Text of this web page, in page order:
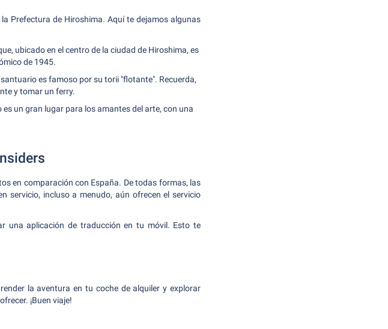
Prefectura de Hiroshima. Aquí te dejamos algunas
ubicado en el centro de la ciudad de Hiroshima, es
de 1945.
es famoso por su torii "flotante". Recuerda,
y tomar un ferry.
es un gran lugar para los amantes del arte, con una
en comparación con España. De todas formas, las
servicio, incluso a menudo, aún ofrecen el servicio
una aplicación de traducción en tu móvil. Esto te
la aventura en tu coche de alquiler y explorar
¡Buen viaje!